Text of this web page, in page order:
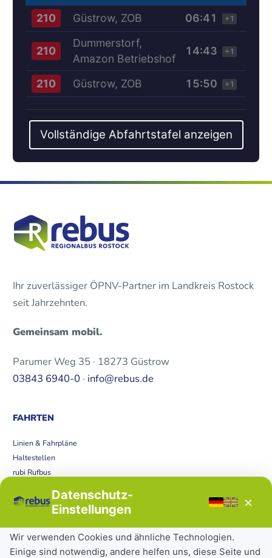
210 Güstrow, ZOB 06:41 +1
210
Dummerstorf,
Amazon Betriebshof
14:43 +1
210 Güstrow, ZOB 15:50 +1
Vollständige Abfahrtstafel anzeigen
Ihr zuverlässiger ÖPNV-Partner im Landkreis Rostock
seit Jahrzehnten.
Gemeinsam mobil.
Parumer Weg 35 · 18273 Güstrow
03843 6940-0 · info@rebus.de
FAHRTEN
Linien & Fahrpläne
Haltestellen
rubi Rufbus
Störungen
Tickets & Tarife
Deutschlandticket
Datenschutz-
Einstellungen
×
Wir verwenden Cookies und ähnliche Technologien.
Einige sind notwendig, andere helfen uns, diese Seite und